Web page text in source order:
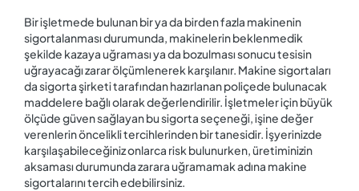
Bir işletmede bulunan bir ya da birden fazla makinenin
sigortalanması durumunda, makinelerin beklenmedik
şekilde kazaya uğraması ya da bozulması sonucu tesisin
uğrayacağı zarar ölçümlenerek karşılanır. Makine sigortaları
da sigorta şirketi tarafından hazırlanan poliçede bulunacak
maddelere bağlı olarak değerlendirilir. İşletmeler için büyük
ölçüde güven sağlayan bu sigorta seçeneği, işine değer
verenlerin öncelikli tercihlerinden bir tanesidir. İşyerinizde
karşılaşabileceğiniz onlarca risk bulunurken, üretiminizin
aksaması durumunda zarara uğramamak adına makine
sigortalarını tercih edebilirsiniz.